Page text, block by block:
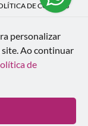
DE COOKIES
18
- Curitiba - PR -
9815-4876
por
personalizar
Ao continuar
de